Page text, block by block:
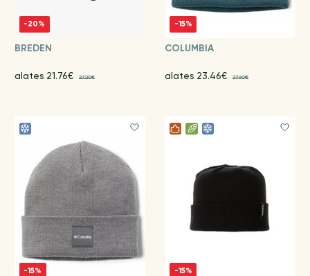
-20%
BREDEN
alates 21.76€ 27.20€
-15%
COLUMBIA
alates 23.46€ 27.60€
-15% -15%